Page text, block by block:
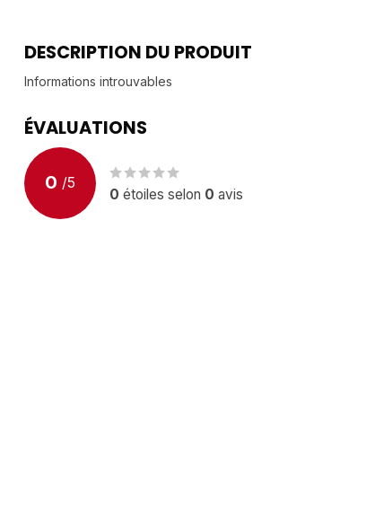
DESCRIPTION DU PRODUIT
Informations introuvables
ÉVALUATIONS
0 /5
0 étoiles selon 0 avis